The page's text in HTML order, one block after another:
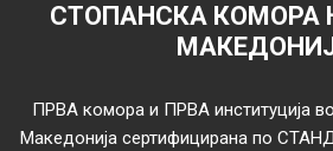
СТОПАНСКА КОМОРА
ПРВА комора и ПРВА институција
Македонија сертифицирана по